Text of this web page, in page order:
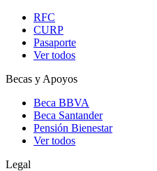
RFC
CURP
Pasaporte
Ver todos
Becas y Apoyos
Beca BBVA
Beca Santander
Pensión Bienestar
Ver todos
Legal